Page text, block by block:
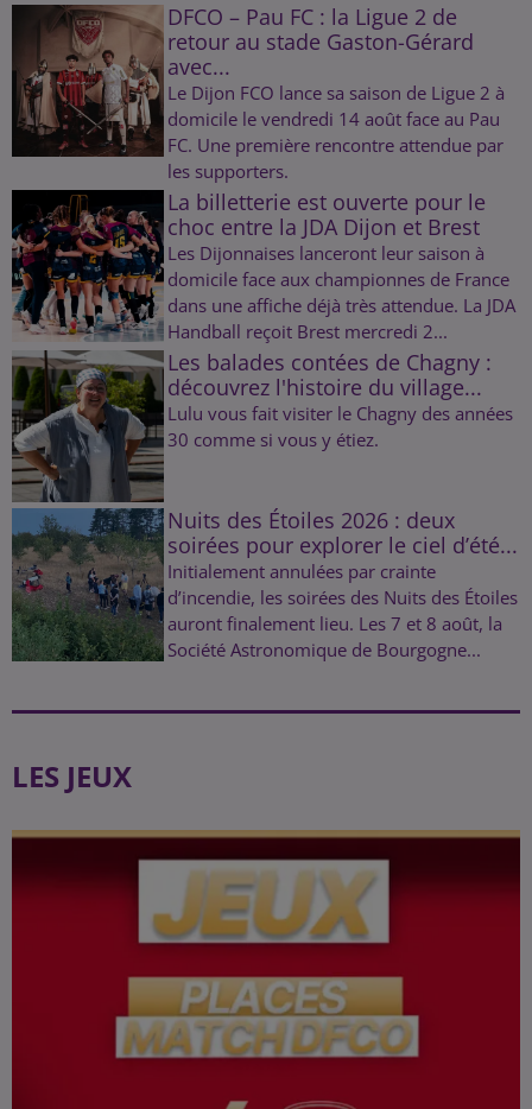
DFCO – Pau FC : la Ligue 2 de
retour au stade Gaston-Gérard
avec...
Le Dijon FCO lance sa saison de Ligue 2 à
domicile le vendredi 14 août face au Pau
FC. Une première rencontre attendue par
les supporters.
La billetterie est ouverte pour le
choc entre la JDA Dijon et Brest
Les Dijonnaises lanceront leur saison à
domicile face aux championnes de France
dans une affiche déjà très attendue. La JDA
Handball reçoit Brest mercredi 2...
Les balades contées de Chagny :
découvrez l'histoire du village...
Lulu vous fait visiter le Chagny des années
30 comme si vous y étiez.
Nuits des Étoiles 2026 : deux
soirées pour explorer le ciel d’été...
Initialement annulées par crainte
d’incendie, les soirées des Nuits des Étoiles
auront finalement lieu. Les 7 et 8 août, la
Société Astronomique de Bourgogne...
LES JEUX